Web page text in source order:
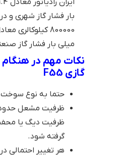
بار فشار گاز شهری و
میلی بار فشار گاز
نکات مهم در
گازی F55
حتما به نوع
ظرفیت دیگ یا
گرفته شود.
هر تغییر